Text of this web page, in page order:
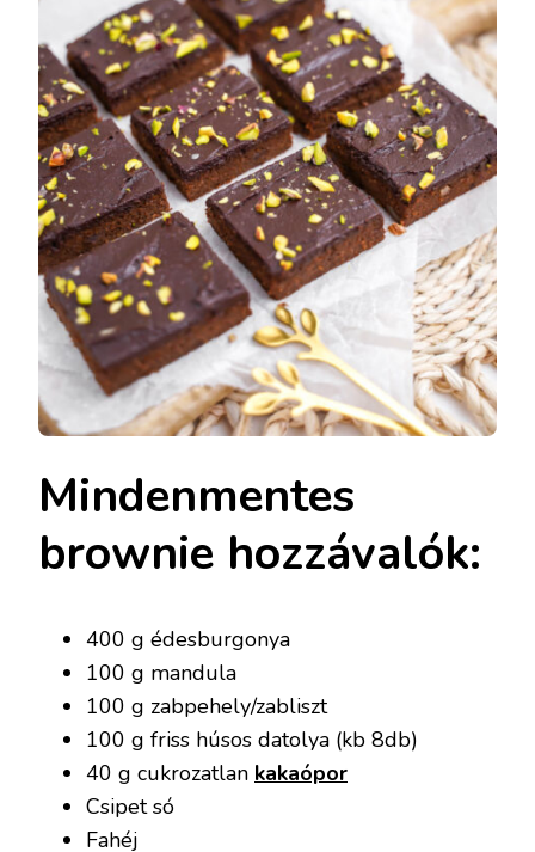
Mindenmentes
brownie hozzávalók:
400 g édesburgonya
100 g mandula
100 g zabpehely/zabliszt
100 g friss húsos datolya (kb 8db)
40 g cukrozatlan kakaópor
Csipet só
Fahéj